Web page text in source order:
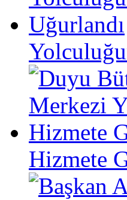
Hizmete